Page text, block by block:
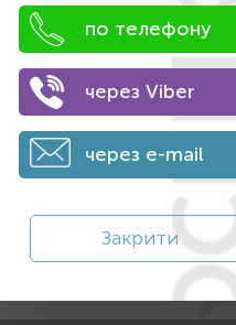
Оценка
антиквариата
Монети
Інший антикваріат
по телефону
через Viber
через e-mail
Закрити